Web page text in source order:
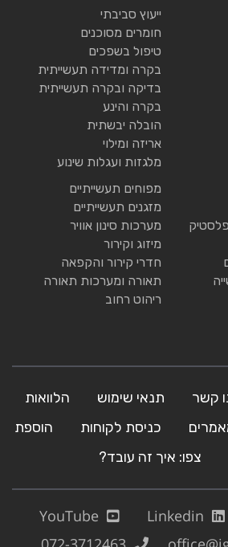
ייעוץ סביבתי
חומרים מסוכנים
טיפול בשפכים
בקרה ומדידה תעשייתית
בדיקה ובקרה תעשייתית
בקרה והינע
הובלה יבשתית
אריזה ומילוי
מלגזות ועגלות שינוע
מפוחים תעשייתיים
מזגנים תעשייתיים
מערכות סינון אוויר
מיזוג וקירור
חדרי קירור והקפאה
תאורה ומערכות תאורה
ריהוט רחוב
קשר תנאי שימוש
הלוואות
כניסת לקוחות
הוספת
צפו: איך זה עובד?